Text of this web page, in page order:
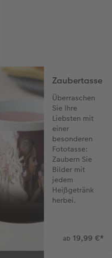
Zaubertasse
Überraschen
Sie Ihre
Liebsten mit
einer
besonderen
Fototasse:
Zaubern Sie
Bilder mit
jedem
Heißgetränk
herbei.
ab 19,99 €*